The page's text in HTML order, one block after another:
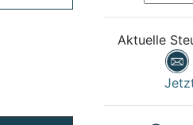
Aktuelle